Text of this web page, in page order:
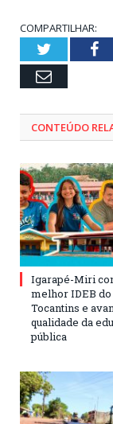
COMPARTILHAR:
Twitter
Email
CONTEÚDO
Igarapé-Miri
melhor IDEB
Tocantins e
qualidade da
pública